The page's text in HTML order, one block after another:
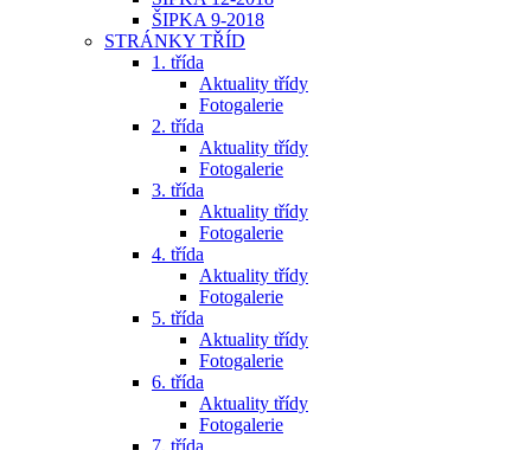
ŠIPKA 9-2018
STRÁNKY TŘÍD
1. třída
Aktuality třídy
Fotogalerie
2. třída
Aktuality třídy
Fotogalerie
3. třída
Aktuality třídy
Fotogalerie
4. třída
Aktuality třídy
Fotogalerie
5. třída
Aktuality třídy
Fotogalerie
6. třída
Aktuality třídy
Fotogalerie
7. třída